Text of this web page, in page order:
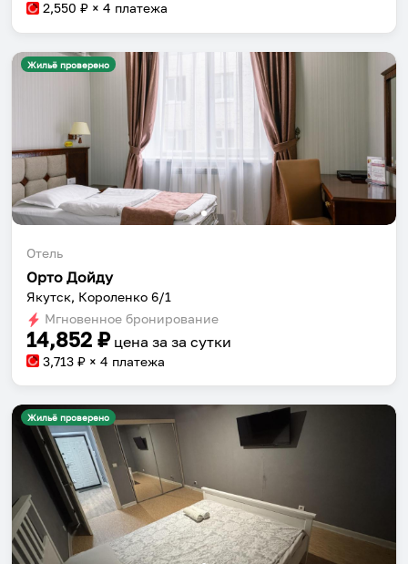
2,550 ₽ × 4 платежа
Жильё проверено
Отель
Орто Дойду
Якутск, Короленко 6/1
Мгновенное бронирование
14,852 ₽ цена за за сутки
3,713 ₽ × 4 платежа
Жильё проверено